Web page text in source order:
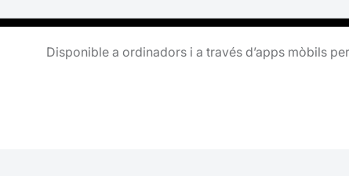
Disponible a ordinadors i a través d’apps mòbils